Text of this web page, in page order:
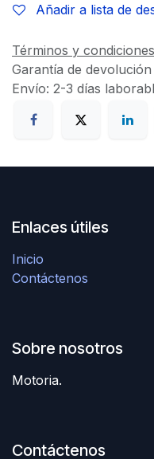
Añadir a lista de
Términos y condiciones
Garantía de
Envío: 2-3 días
Enlaces útiles
Inicio
Contáctenos
Sobre nosotros
Motoria.
Contáctenos